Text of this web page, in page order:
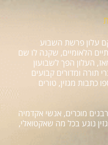
שנה, אז הוקם עלון פרשת השבוע
הלאומיים, שקנה לו שם
העלון הפך לשבועון
תורה ומדורים קבועים
כתבות מגזין, טורים
מוכרים, אנשי אקדמיה
נוגע בכל מה שאקטואלי,